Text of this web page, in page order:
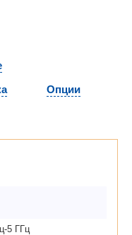
Опции
5 ГГц